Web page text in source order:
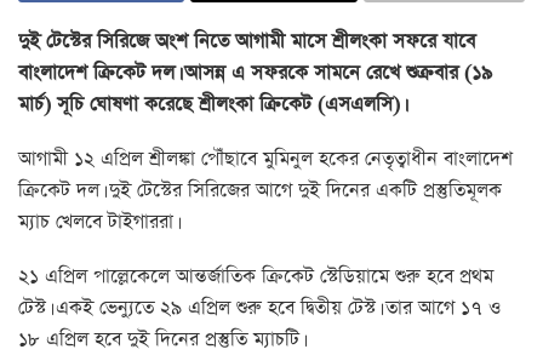
দুই টেস্টের সিরিজে অংশ নিতে আগামী মাসে শ্রীলংকা সফরে যাবে
বাংলাদেশ ক্রিকেট দল। আসন্ন এ সফরকে সামনে রেখে শুক্রবার (১৯
মার্চ) সূচি ঘোষণা করেছে শ্রীলংকা ক্রিকেট (এসএলসি)।
আগামী ১২ এপ্রিল শ্রীলঙ্কা পৌঁছাবে মুমিনুল হকের নেতৃত্বাধীন বাংলাদেশ
ক্রিকেট দল। দুই টেস্টের সিরিজের আগে দুই দিনের একটি প্রস্তুতিমূলক
ম্যাচ খেলবে টাইগাররা।
২১ এপ্রিল পাল্লেকেলে আন্তর্জাতিক ক্রিকেট স্টেডিয়ামে শুরু হবে প্রথম
টেস্ট। একই ভেন্যুতে ২৯ এপ্রিল শুরু হবে দ্বিতীয় টেস্ট। তার আগে ১৭ ও
১৮ এপ্রিল হবে দুই দিনের প্রস্তুতি ম্যাচটি।